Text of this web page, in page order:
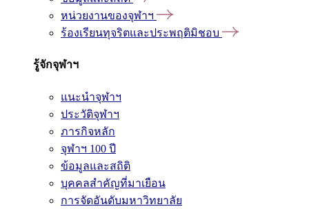
หน่วยงานของจุฬาฯ
ร้องเรียนทุจริตและประพฤติมิชอบ
รู้จักจุฬาฯ
แนะนำจุฬาฯ
ประวัติจุฬาฯ
ภารกิจหลัก
จุฬาฯ 100 ปี
ข้อมูลและสถิติ
บุคคลสำคัญที่มาเยือน
การจัดอันดับมหาวิทยาลัย